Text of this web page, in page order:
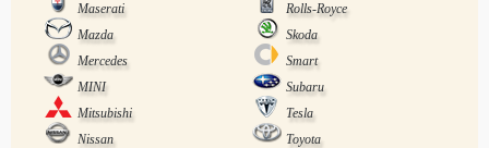
Maserati
Rolls-Royce
Mazda
Skoda
Mercedes
Smart
MINI
Subaru
Mitsubishi
Tesla
Nissan
Toyota